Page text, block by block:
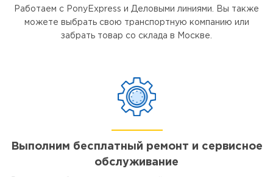
Работаем с PonyExpress и Деловыми линиями. Вы также
можете выбрать свою транспортную компанию или
забрать товар со склада в Москве.
Выполним бесплатный ремонт и сервисное
обслуживание